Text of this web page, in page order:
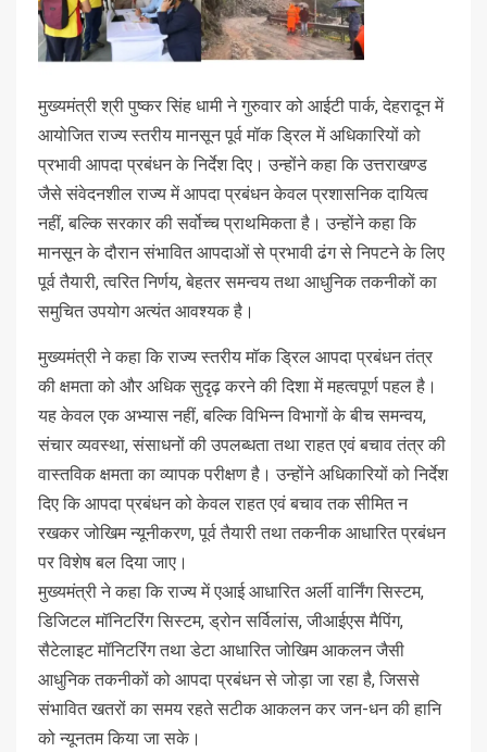
मुख्यमंत्री श्री पुष्कर सिंह धामी ने गुरुवार को आईटी पार्क, देहरादून में
आयोजित राज्य स्तरीय मानसून पूर्व मॉक ड्रिल में अधिकारियों को
प्रभावी आपदा प्रबंधन के निर्देश दिए। उन्होंने कहा कि उत्तराखण्ड
जैसे संवेदनशील राज्य में आपदा प्रबंधन केवल प्रशासनिक दायित्व
नहीं, बल्कि सरकार की सर्वोच्च प्राथमिकता है। उन्होंने कहा कि
मानसून के दौरान संभावित आपदाओं से प्रभावी ढंग से निपटने के लिए
पूर्व तैयारी, त्वरित निर्णय, बेहतर समन्वय तथा आधुनिक तकनीकों का
समुचित उपयोग अत्यंत आवश्यक है।
मुख्यमंत्री ने कहा कि राज्य स्तरीय मॉक ड्रिल आपदा प्रबंधन तंत्र
की क्षमता को और अधिक सुदृढ़ करने की दिशा में महत्वपूर्ण पहल है।
यह केवल एक अभ्यास नहीं, बल्कि विभिन्न विभागों के बीच समन्वय,
संचार व्यवस्था, संसाधनों की उपलब्धता तथा राहत एवं बचाव तंत्र की
वास्तविक क्षमता का व्यापक परीक्षण है। उन्होंने अधिकारियों को निर्देश
दिए कि आपदा प्रबंधन को केवल राहत एवं बचाव तक सीमित न
रखकर जोखिम न्यूनीकरण, पूर्व तैयारी तथा तकनीक आधारित प्रबंधन
पर विशेष बल दिया जाए।
मुख्यमंत्री ने कहा कि राज्य में एआई आधारित अर्ली वार्निंग सिस्टम,
डिजिटल मॉनिटरिंग सिस्टम, ड्रोन सर्विलांस, जीआईएस मैपिंग,
सैटेलाइट मॉनिटरिंग तथा डेटा आधारित जोखिम आकलन जैसी
आधुनिक तकनीकों को आपदा प्रबंधन से जोड़ा जा रहा है, जिससे
संभावित खतरों का समय रहते सटीक आकलन कर जन-धन की हानि
को न्यूनतम किया जा सके।